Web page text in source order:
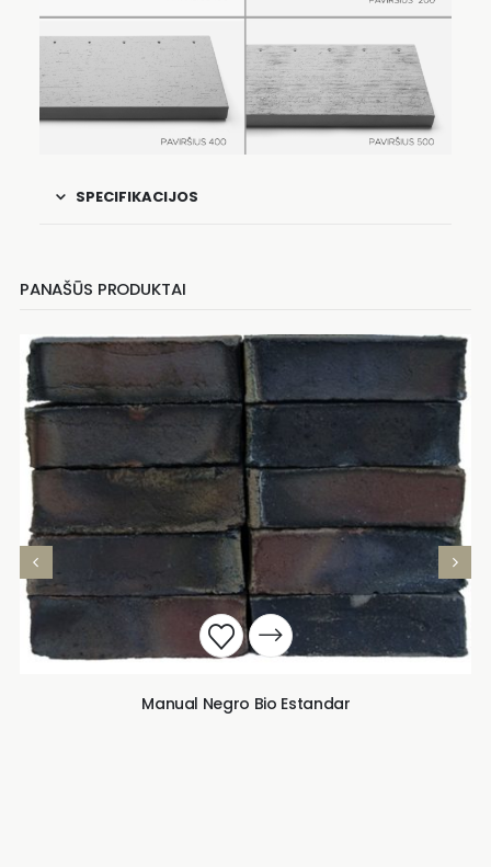
SPECIFIKACIJOS
PANAŠŪS PRODUKTAI
Manual Negro Bio Estandar